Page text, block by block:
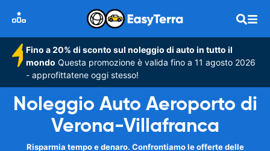
Fino a 20% di sconto sul noleggio di auto in tutto il
mondo Questa promozione è valida fino a 11 agosto 2026
- approfittatene oggi stesso!
Noleggio Auto Aeroporto di
Verona-Villafranca
Risparmia tempo e denaro. Confrontiamo le offerte delle